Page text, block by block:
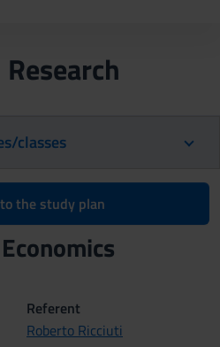
classes
the study plan
Referent
Roberto Ricciuti